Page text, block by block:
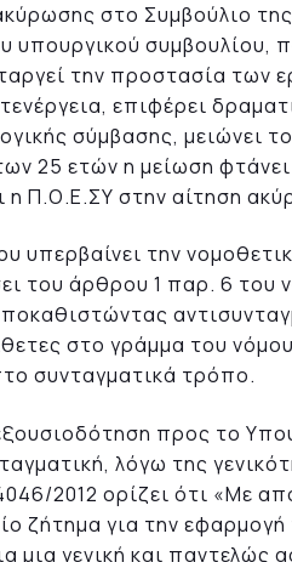
στο Συμβούλιο
υπουργικού συμβουλίου,
την προστασία των
επιφέρει
σύμβασης, μειώνει
25 ετών η μείωση
η Π.Ο.Ε.ΣΥ στην αίτηση
υπερβαίνει την
του άρθρου 1 παρ. 6 του
στο γράμμα του
συνταγματικά τρόπο.
προς το
λόγω της
2012 ορίζει ότι «Με
ζήτημα για την
μια γενική και παντελώς